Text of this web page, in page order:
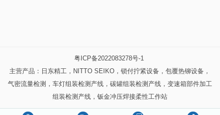
粤ICP备2022083278号-1
主营产品：日东精工，NITTO SEIKO，锁付拧紧设备，包覆热铆设备，
气密流量检测，车灯组装检测产线，碳罐组装检测产线，变速箱部件加工
组装检测产线，钣金冲压焊接柔性工作站